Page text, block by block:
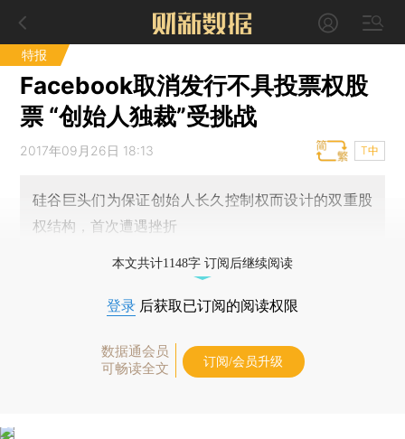
特报
Facebook取消发行不具投票权股
票 “创始人独裁”受挑战
2017年09月26日 18:13 T中
硅谷巨头们为保证创始人长久控制权而设计的双重股
权结构，首次遭遇挫折
本文共计1148字 订阅后继续阅读
登录 后获取已订阅的阅读权限
数据通会员
可畅读全文
订阅/会员升级